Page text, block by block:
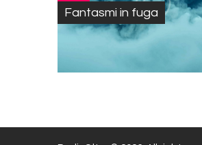
Fantasmi in fuga